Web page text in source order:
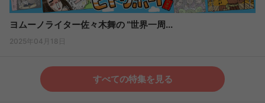
ヨムーノライター佐々木舞の “世界一周...
2025年04月18日
すべての特集を見る